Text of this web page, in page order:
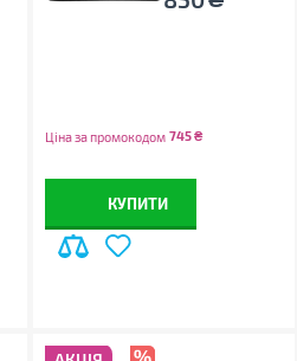
Ціна за промокодом 745₴
КУПИТИ